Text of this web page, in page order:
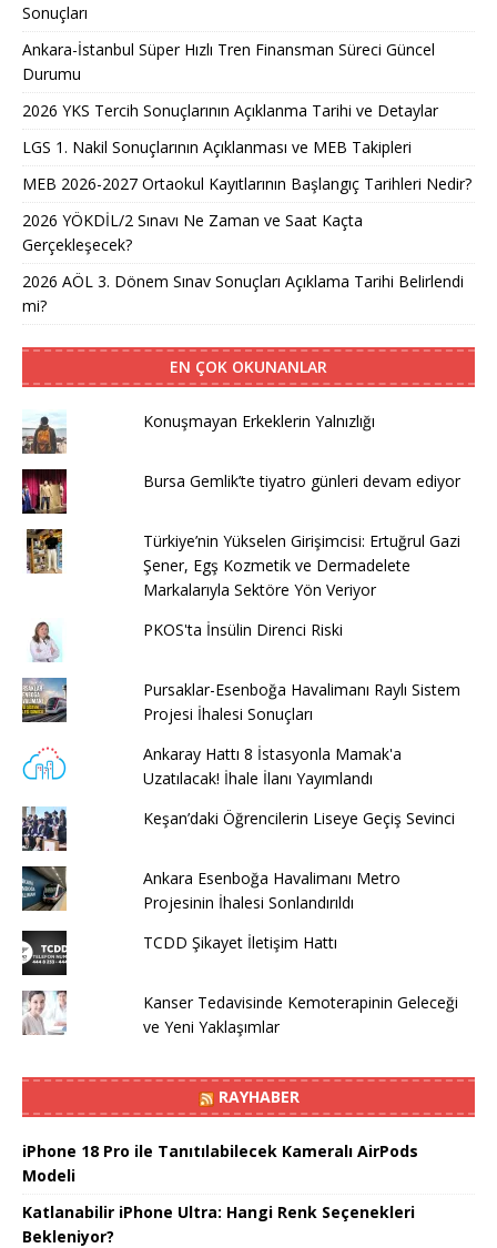
Sonuçları
Ankara-İstanbul Süper Hızlı Tren Finansman Süreci Güncel
Durumu
2026 YKS Tercih Sonuçlarının Açıklanma Tarihi ve Detaylar
LGS 1. Nakil Sonuçlarının Açıklanması ve MEB Takipleri
MEB 2026-2027 Ortaokul Kayıtlarının Başlangıç Tarihleri Nedir?
2026 YÖKDİL/2 Sınavı Ne Zaman ve Saat Kaçta
Gerçekleşecek?
2026 AÖL 3. Dönem Sınav Sonuçları Açıklama Tarihi Belirlendi
mi?
EN ÇOK OKUNANLAR
Konuşmayan Erkeklerin Yalnızlığı
Bursa Gemlik’te tiyatro günleri devam ediyor
Türkiye’nin Yükselen Girişimcisi: Ertuğrul Gazi
Şener, Egş Kozmetik ve Dermadelete
Markalarıyla Sektöre Yön Veriyor
PKOS'ta İnsülin Direnci Riski
Pursaklar-Esenboğa Havalimanı Raylı Sistem
Projesi İhalesi Sonuçları
Ankaray Hattı 8 İstasyonla Mamak'a
Uzatılacak! İhale İlanı Yayımlandı
Keşan’daki Öğrencilerin Liseye Geçiş Sevinci
Ankara Esenboğa Havalimanı Metro
Projesinin İhalesi Sonlandırıldı
TCDD Şikayet İletişim Hattı
Kanser Tedavisinde Kemoterapinin Geleceği
ve Yeni Yaklaşımlar
RAYHABER
iPhone 18 Pro ile Tanıtılabilecek Kameralı AirPods
Modeli
Katlanabilir iPhone Ultra: Hangi Renk Seçenekleri
Bekleniyor?